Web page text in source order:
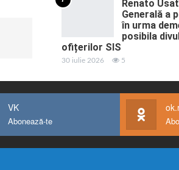
Renato
Generală a
în urma
posibila
ofițerilor SIS
30 iulie 2026 5
VK
Abonează-te